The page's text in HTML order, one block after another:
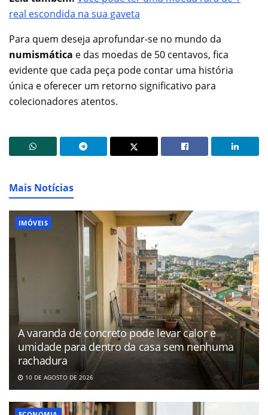
real escondida na sua gaveta
Para quem deseja aprofundar-se no mundo da
numismática e das moedas de 50 centavos, fica
evidente que cada peça pode contar uma história
única e oferecer um retorno significativo para
colecionadores atentos.
Mais Notícias
IMÓVEIS
A varanda de concreto pode levar calor e
umidade para dentro da casa sem nenhuma
rachadura
10 DE AGOSTO DE 2026